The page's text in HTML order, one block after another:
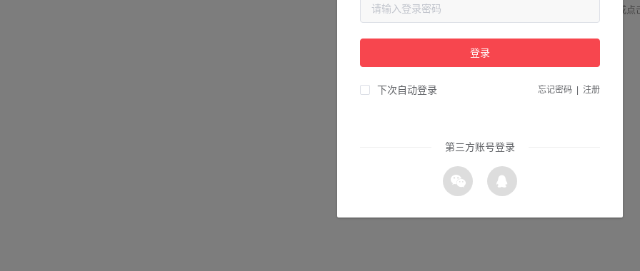
请检查您输入的网址是否正确，或点
登录
下次自动登录 忘记密码 注册
第三方账号登录